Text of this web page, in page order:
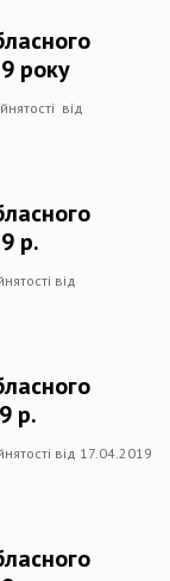
року
від
р.
від
р.
від 17.04.2019